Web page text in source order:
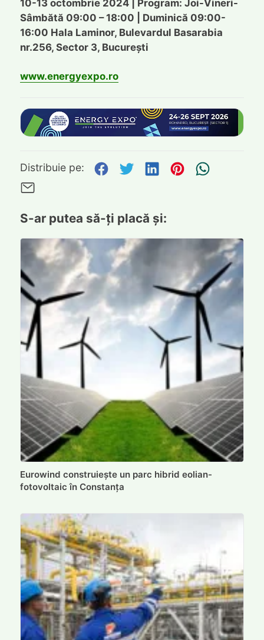
10-13 octombrie 2024 | Program: Joi-Vineri-
Sâmbătă 09:00 – 18:00 | Duminică 09:00-
16:00 Hala Laminor, Bulevardul Basarabia
nr.256, Sector 3, București
www.energyexpo.ro
Distribuie pe: Distribuie pe Facebook
Distribuie pe
Distribuie pe
Distribuie
S-ar putea să-ți placă și:
Eurowind construiește un parc hibrid eolian-
fotovoltaic în Constanța